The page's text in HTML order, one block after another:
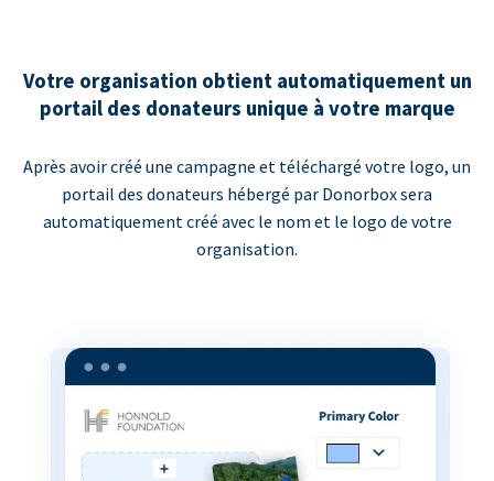
Votre organisation obtient automatiquement un
portail des donateurs unique à votre marque
Après avoir créé une campagne et téléchargé votre logo, un
portail des donateurs hébergé par Donorbox sera
automatiquement créé avec le nom et le logo de votre
organisation.